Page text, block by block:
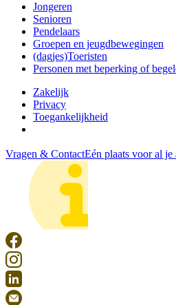
Jongeren
Senioren
Pendelaars
Groepen en jeugdbewegingen
(dagjes)Toeristen
Personen met beperking of
Zakelijk
Privacy
Toegankelijkheid
Vragen & ContactEén plaats voor al je